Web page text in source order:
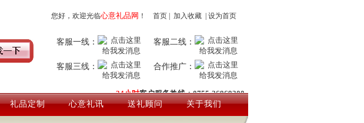
您好，欢迎光临心意礼品网 ！ 首页 加入收藏 设为首页
客服一线： 客服二线：
客服三线： 合作推广：
24小时客户服务热线：0755-26969200
礼品定制 心意礼讯 送礼顾问 关于我们